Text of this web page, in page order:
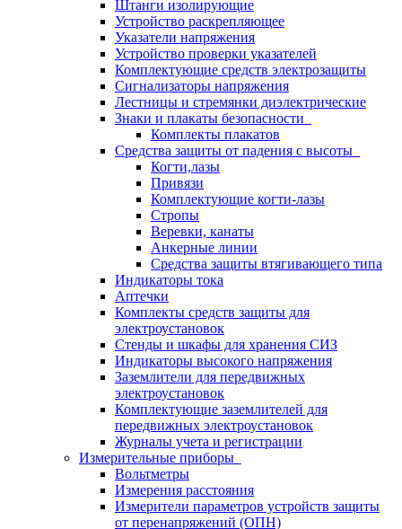
Штанги изолирующие
Устройство раскрепляющее
Указатели напряжения
Устройство проверки указателей
Комплектующие средств электрозащиты
Сигнализаторы напряжения
Лестницы и стремянки диэлектрические
Знаки и плакаты безопасности
Комплекты плакатов
Средства защиты от падения с высоты
Когти,лазы
Привязи
Комплектующие когти-лазы
Стропы
Веревки, канаты
Анкерные линии
Средства защиты втягивающего типа
Индикаторы тока
Аптечки
Комплекты средств защиты для
электроустановок
Стенды и шкафы для хранения СИЗ
Индикаторы высокого напряжения
Заземлители для передвижных
электроустановок
Комплектующие заземлителей для
передвижных электроустановок
Журналы учета и регистрации
Измерительные приборы
Вольтметры
Измерения расстояния
Измерители параметров устройств защиты
от перенапряжений (ОПН)